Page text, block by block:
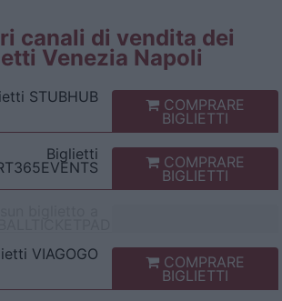
canali di vendita dei
Venezia Napoli
STUBHUB COMPRARE
BIGLIETTI
Biglietti
COMPRARE
BIGLIETTI
VIAGOGO COMPRARE
BIGLIETTI